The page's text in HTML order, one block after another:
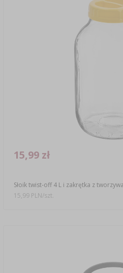
Słoik twist-off 4 L i zakrętka z
15,99 zł
15,99 PLN/szt.